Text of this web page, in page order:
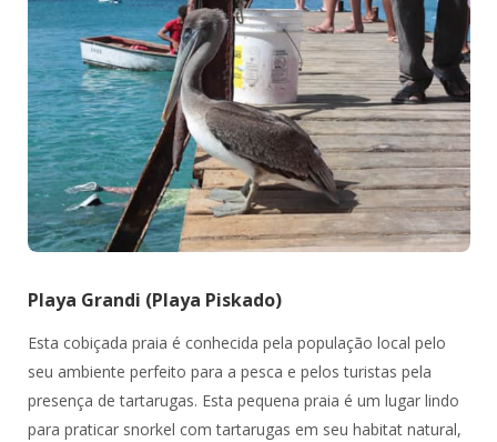
Playa Grandi (Playa Piskado)
Esta cobiçada praia é conhecida pela população local pelo
seu ambiente perfeito para a pesca e pelos turistas pela
presença de tartarugas. Esta pequena praia é um lugar lindo
para praticar snorkel com tartarugas em seu habitat natural,